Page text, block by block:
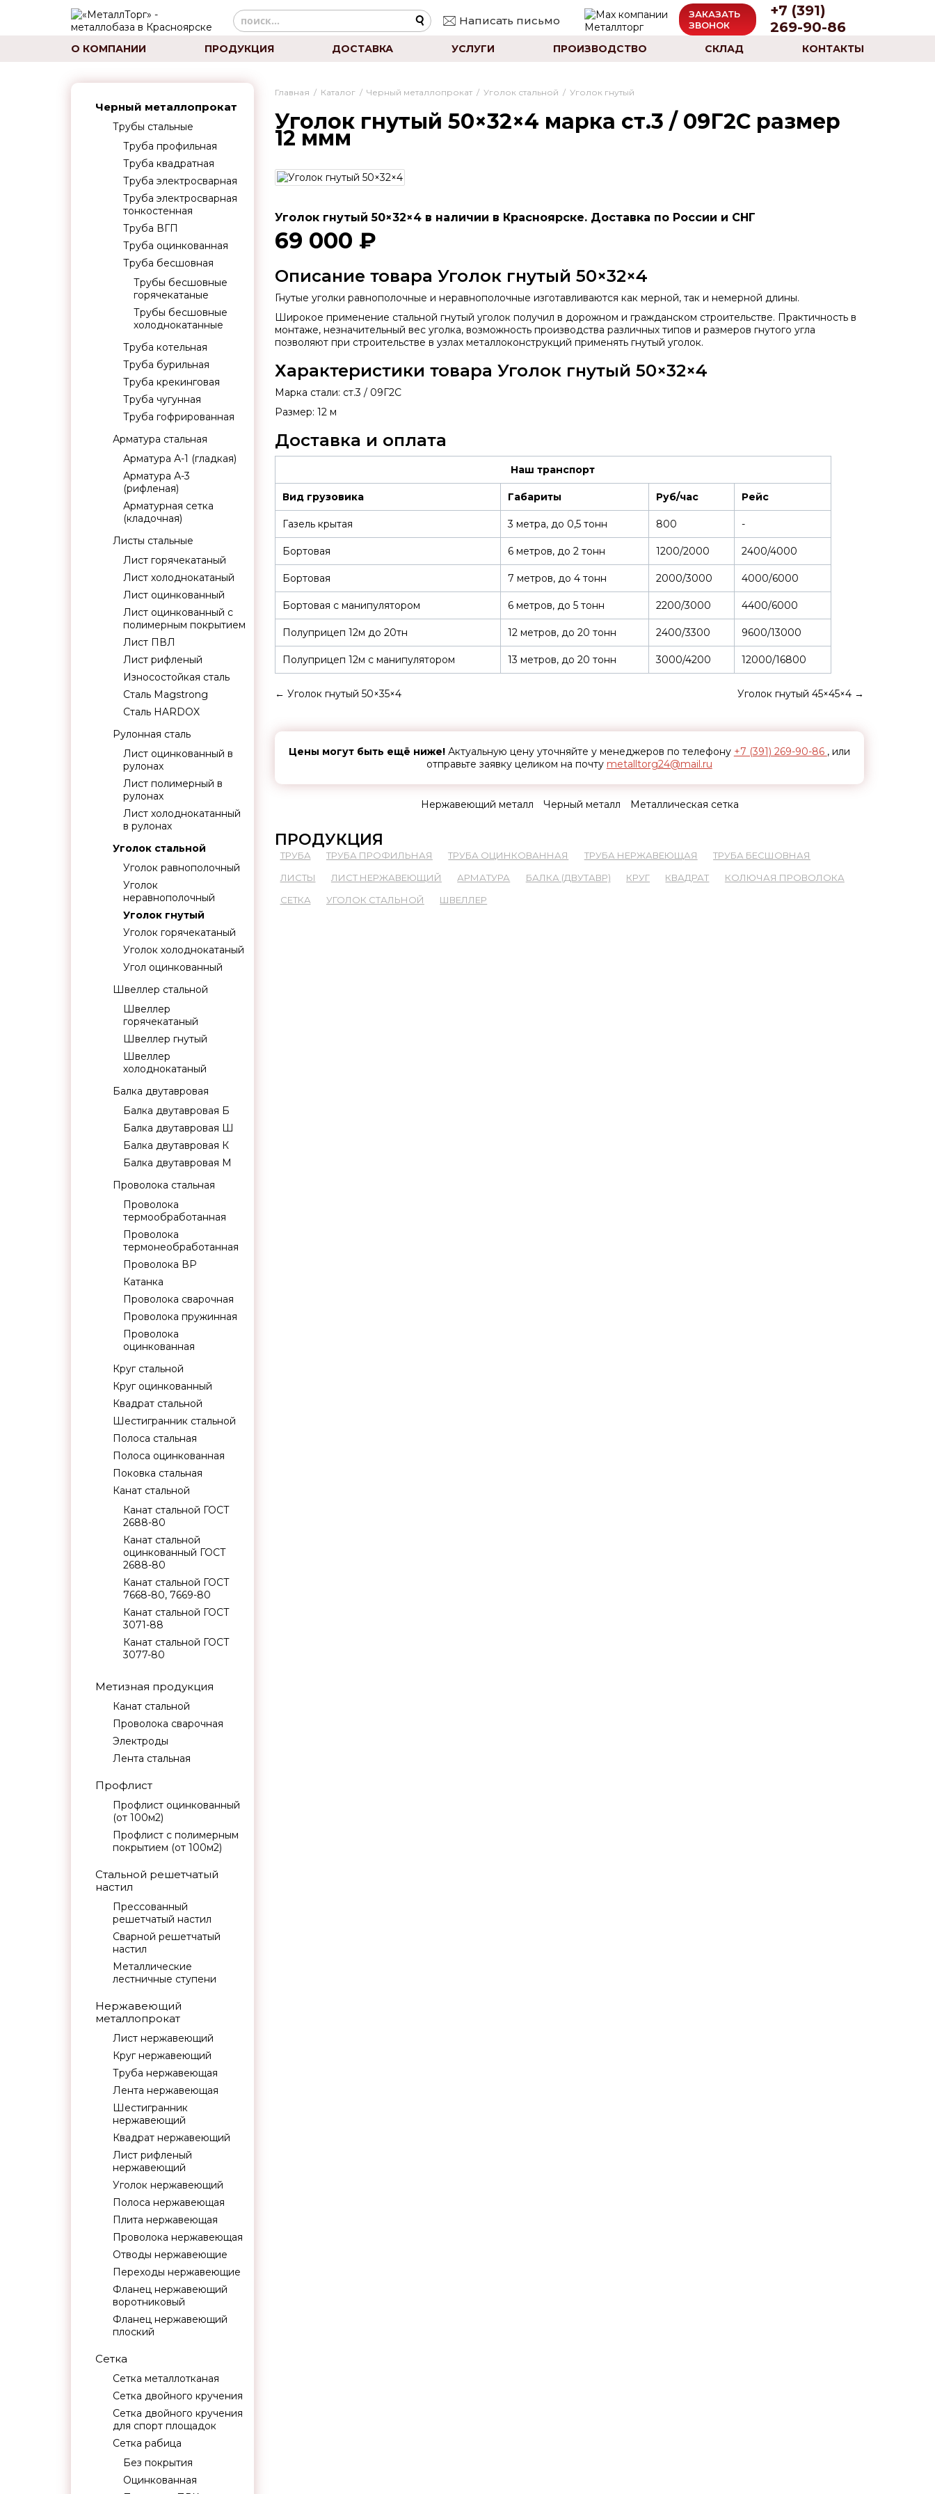
Написать письмо
ЗАКАЗАТЬ
ЗВОНОК
+7 (391)
269-90-86
О КОМПАНИИ ПРОДУКЦИЯ ДОСТАВКА УСЛУГИ ПРОИЗВОДСТВО СКЛАД КОНТАКТЫ
Черный металлопрокат
Трубы стальные
Труба профильная
Труба квадратная
Труба электросварная
Труба электросварная
тонкостенная
Труба ВГП
Труба оцинкованная
Труба бесшовная
Трубы бесшовные
горячекатаные
Трубы бесшовные
холоднокатанные
Труба котельная
Труба бурильная
Труба крекинговая
Труба чугунная
Труба гофрированная
Арматура стальная
Арматура А-1 (гладкая)
Арматура А-3
(рифленая)
Арматурная сетка
(кладочная)
Листы стальные
Лист горячекатаный
Лист холоднокатаный
Лист оцинкованный
Лист оцинкованный с
полимерным покрытием
Лист ПВЛ
Лист рифленый
Износостойкая сталь
Сталь Magstrong
Сталь HARDOX
Рулонная сталь
Лист оцинкованный в
рулонах
Лист полимерный в
рулонах
Лист холоднокатанный
в рулонах
Уголок стальной
Уголок равнополочный
Уголок
неравнополочный
Уголок гнутый
Уголок горячекатаный
Уголок холоднокатаный
Угол оцинкованный
Швеллер стальной
Швеллер
горячекатаный
Швеллер гнутый
Швеллер
холоднокатаный
Балка двутавровая
Балка двутавровая Б
Балка двутавровая Ш
Балка двутавровая К
Балка двутавровая М
Проволока стальная
Проволока
термообработанная
Проволока
термонеобработанная
Проволока ВР
Катанка
Проволока сварочная
Проволока пружинная
Проволока
оцинкованная
Круг стальной
Круг оцинкованный
Квадрат стальной
Шестигранник стальной
Полоса стальная
Полоса оцинкованная
Поковка стальная
Канат стальной
Канат стальной ГОСТ
2688-80
Канат стальной
оцинкованный ГОСТ
2688-80
Канат стальной ГОСТ
7668-80, 7669-80
Канат стальной ГОСТ
3071-88
Канат стальной ГОСТ
3077-80
Метизная продукция
Канат стальной
Проволока сварочная
Электроды
Лента стальная
Профлист
Профлист оцинкованный
(от 100м2)
Профлист с полимерным
покрытием (от 100м2)
Стальной решетчатый
настил
Прессованный
решетчатый настил
Сварной решетчатый
настил
Металлические
лестничные ступени
Нержавеющий
металлопрокат
Лист нержавеющий
Круг нержавеющий
Труба нержавеющая
Лента нержавеющая
Шестигранник
нержавеющий
Квадрат нержавеющий
Лист рифленый
нержавеющий
Уголок нержавеющий
Полоса нержавеющая
Плита нержавеющая
Проволока нержавеющая
Отводы нержавеющие
Переходы нержавеющие
Фланец нержавеющий
воротниковый
Фланец нержавеющий
плоский
Сетка
Сетка металлотканая
Сетка двойного кручения
Сетка двойного кручения
для спорт площадок
Сетка рабица
Без покрытия
Оцинкованная
Главная / Каталог / Черный металлопрокат / Уголок стальной / Уголок гнутый
Уголок гнутый 50×32×4 марка ст.3 / 09Г2С размер
12 ммм
Уголок гнутый 50×32×4 в наличии в Красноярске. Доставка по России и СНГ
69 000 ₽
Описание товара Уголок гнутый 50×32×4
Гнутые уголки равнополочные и неравнополочные изготавливаются как мерной, так и немерной длины.
Широкое применение стальной гнутый уголок получил в дорожном и гражданском строительстве. Практичность в
монтаже, незначительный вес уголка, возможность производства различных типов и размеров гнутого угла
позволяют при строительстве в узлах металлоконструкций применять гнутый уголок.
Характеристики товара Уголок гнутый 50×32×4
Марка стали: ст.3 / 09Г2С
Размер: 12 м
Доставка и оплата
Наш транспорт
Вид грузовика Габариты Руб/час Рейс
Газель крытая 3 метра, до 0,5 тонн 800 -
Бортовая 6 метров, до 2 тонн 1200/2000 2400/4000
Бортовая 7 метров, до 4 тонн 2000/3000 4000/6000
Бортовая с манипулятором 6 метров, до 5 тонн 2200/3000 4400/6000
Полуприцеп 12м до 20тн 12 метров, до 20 тонн 2400/3300 9600/13000
Полуприцеп 12м с манипулятором 13 метров, до 20 тонн 3000/4200 12000/16800
← Уголок гнутый 50×35×4 Уголок гнутый 45×45×4 →
Цены могут быть ещё ниже!Актуальную цену уточняйте у менеджеров по телефону +7 (391) 269-90-86 , или
отправьте заявку целиком на почту metalltorg24@mail.ru
Нержавеющий металл Черный металл Металлическая сетка
ПРОДУКЦИЯ
ТРУБА ТРУБА ПРОФИЛЬНАЯ ТРУБА ОЦИНКОВАННАЯ ТРУБА НЕРЖАВЕЮЩАЯ
ТРУБА БЕСШОВНАЯ
ЛИСТЫ
ЛИСТ НЕРЖАВЕЮЩИЙ АРМАТУРА БАЛКА (ДВУТАВР) КРУГ КВАДРАТ
КОЛЮЧАЯ ПРОВОЛОКА
СЕТКА
УГОЛОК СТАЛЬНОЙ ШВЕЛЛЕР